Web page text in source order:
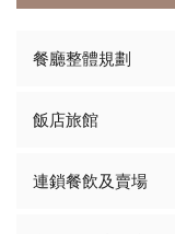
餐廳整體規劃
飯店旅館
連鎖餐飲及賣場